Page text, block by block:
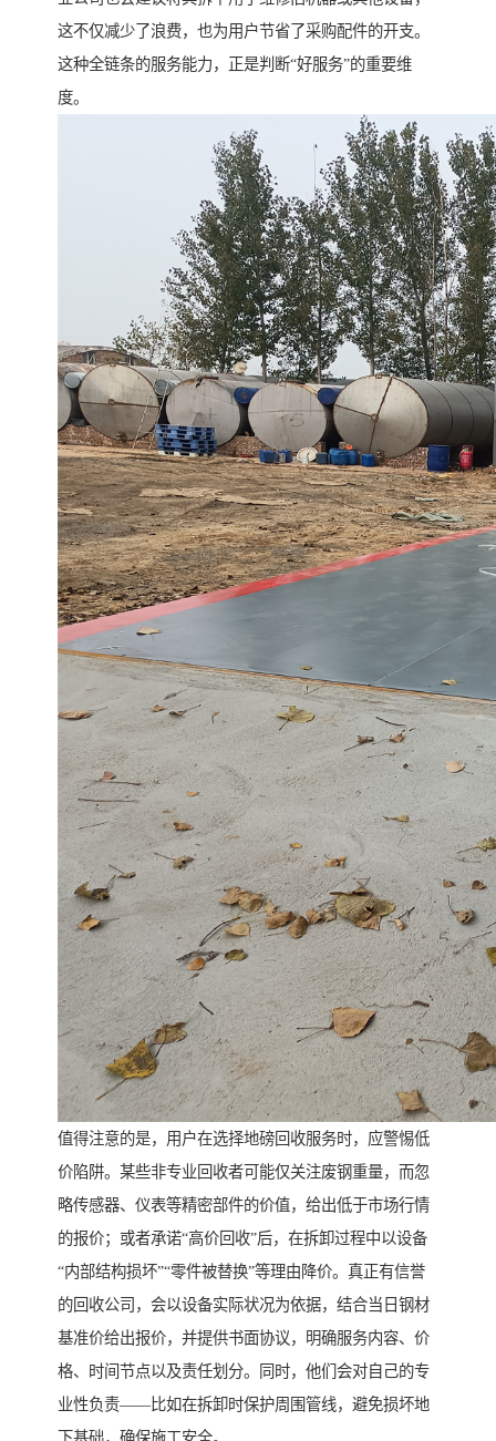
这不仅减少了浪费，也为用户节省了采购配件的开支。
这种全链条的服务能力，正是判断“好服务”的重要维
度。
值得注意的是，用户在选择地磅回收服务时，应警惕低
价陷阱。某些非专业回收者可能仅关注废钢重量，而忽
略传感器、仪表等精密部件的价值，给出低于市场行情
的报价；或者承诺“高价回收”后，在拆卸过程中以设备
“内部结构损坏”“零件被替换”等理由降价。真正有信誉
的回收公司，会以设备实际状况为依据，结合当日钢材
基准价给出报价，并提供书面协议，明确服务内容、价
格、时间节点以及责任划分。同时，他们会对自己的专
业性负责——比如在拆卸时保护周围管线，避免损坏地